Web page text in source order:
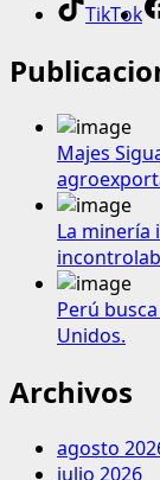
TikTok
Majes
La minería
Perú
Unidos.
Archivos
agosto
julio 2026